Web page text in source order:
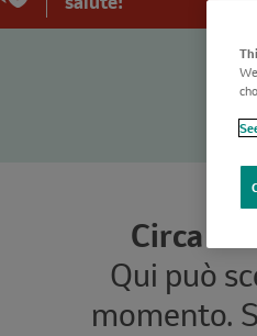
Circa il
Qui può
momento.